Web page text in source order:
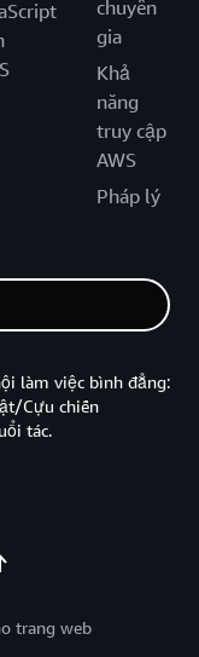
chuyên
gia
Khả
năng
truy cập
AWS
Pháp lý
làm việc bình đẳng:
Cựu chiến
tác.
trang web